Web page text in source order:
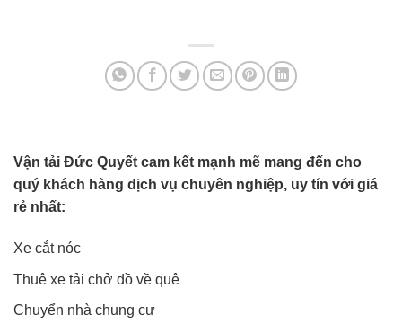
Vận tải Đức Quyết cam kết mạnh mẽ mang đến cho
quý khách hàng dịch vụ chuyên nghiệp, uy tín với giá
rẻ nhất:
Xe cắt nóc
Thuê xe tải chở đồ về quê
Chuyển nhà chung cư